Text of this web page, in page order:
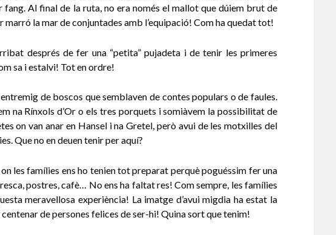
Al final de la ruta, no era només el mallot que dúiem brut de
marró la mar de conjuntades amb l’equipació! Com ha quedat tot!
després de fer una “petita” pujadeta i de tenir les primeres
sa i estalvi! Tot en ordre!
de boscos que semblaven de contes populars o de faules.
na Rínxols d’Or o els tres porquets i somiàvem la possibilitat de
on van anar en Hansel i na Gretel, però avui de les motxilles del
Que no en deuen tenir per aquí?
les famílies ens ho tenien tot preparat perquè poguéssim fer una
postres, cafè… No ens ha faltat res! Com sempre, les famílies
meravellosa experiència! La imatge d’avui migdia ha estat la
centenar de persones felices de ser-hi! Quina sort que tenim!